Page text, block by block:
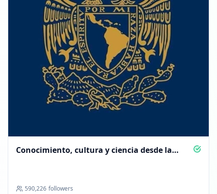
Conocimiento, cultura y ciencia desde la
590,226 followers